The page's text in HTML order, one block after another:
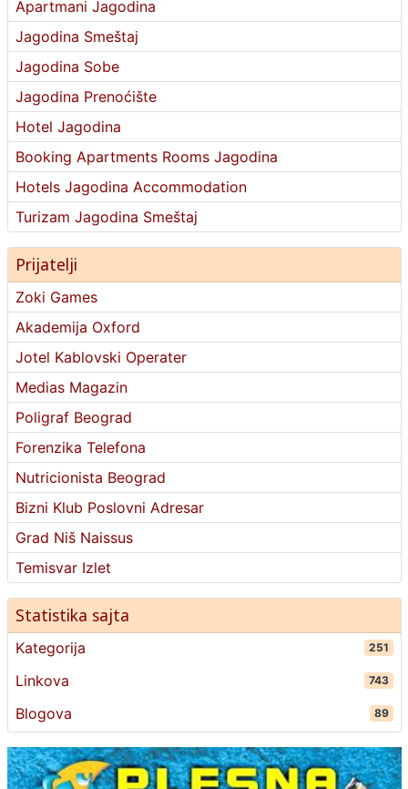
Apartmani Jagodina
Jagodina Smeštaj
Jagodina Sobe
Jagodina Prenoćište
Hotel Jagodina
Booking Apartments Rooms Jagodina
Hotels Jagodina Accommodation
Turizam Jagodina Smeštaj
Prijatelji
Zoki Games
Akademija Oxford
Jotel Kablovski Operater
Medias Magazin
Poligraf Beograd
Forenzika Telefona
Nutricionista Beograd
Bizni Klub Poslovni Adresar
Grad Niš Naissus
Temisvar Izlet
Statistika sajta
Kategorija 251
Linkova 743
Blogova 89